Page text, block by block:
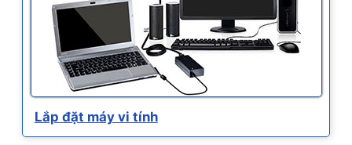
Lắp đặt máy vi tính